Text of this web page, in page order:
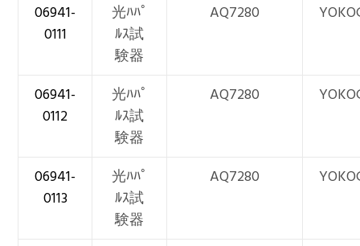
06941-
0111
光ﾊﾊﾟ
ﾙｽ試
験器
AQ7280
06941-
0112
光ﾊﾊﾟ
ﾙｽ試
験器
AQ7280
06941-
0113
光ﾊﾊﾟ
ﾙｽ試
験器
AQ7280